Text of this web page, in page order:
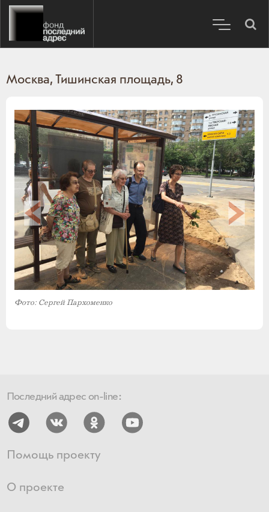
Москва, Тишинская площадь, 8
Фото: Сергей Пархоменко
Последний адрес on-line:
Помощь проекту
О проекте